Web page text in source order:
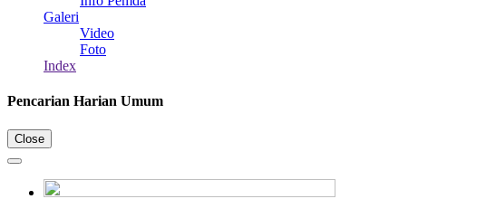
Galeri
Video
Foto
Index
Pencarian Harian Umum
Close